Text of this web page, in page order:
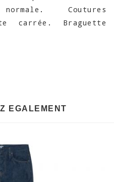
Coutures
carrée. Braguette
EGALEMENT